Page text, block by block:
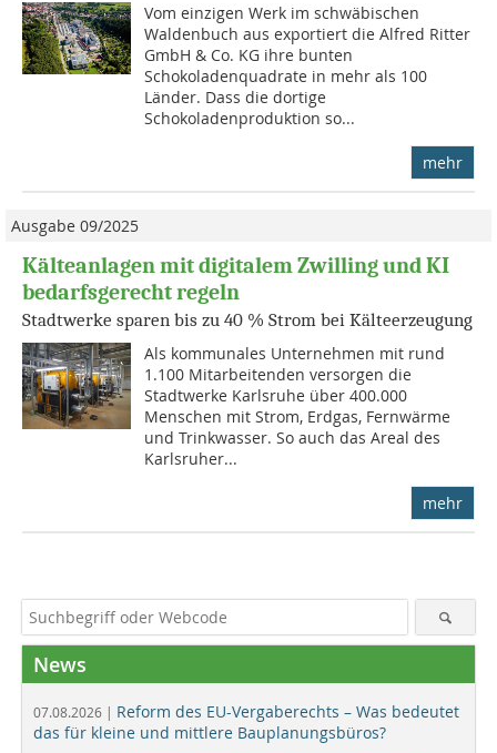
Vom einzigen Werk im schwäbischen
Waldenbuch aus exportiert die Alfred Ritter
GmbH & Co. KG ihre bunten
Schokoladenquadrate in mehr als 100
Länder. Dass die dortige
Schokoladenproduktion so...
mehr
Ausgabe 09/2025
Kälteanlagen mit digitalem Zwilling und KI
bedarfsgerecht regeln
Stadtwerke sparen bis zu 40 % Strom bei Kälteerzeugung
Als kommunales Unternehmen mit rund
1.100 Mitarbeitenden versorgen die
Stadtwerke Karlsruhe über 400.000
Menschen mit Strom, Erdgas, Fernwärme
und Trinkwasser. So auch das Areal des
Karlsruher...
mehr
News
07.08.2026 | Reform des EU-Vergaberechts – Was bedeutet
das für kleine und mittlere Bauplanungsbüros?